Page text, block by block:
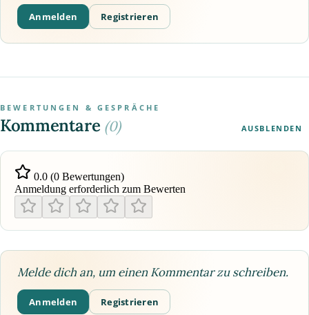
Anmelden Registrieren
BEWERTUNGEN & GESPRÄCHE
Kommentare (0) AUSBLENDEN
0.0 (0 Bewertungen)
Anmeldung erforderlich zum Bewerten
Melde dich an, um einen Kommentar zu schreiben.
Anmelden Registrieren